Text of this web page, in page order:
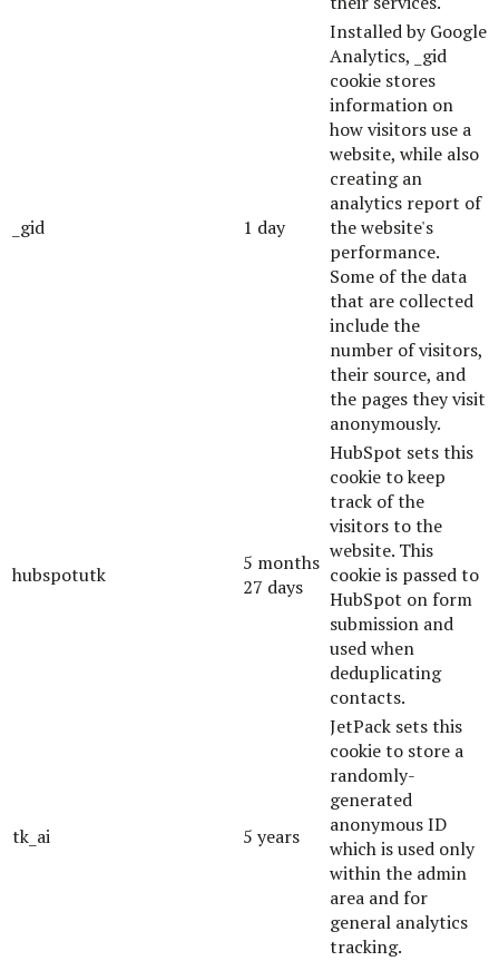
_gid 1 day
Installed by Google
Analytics, _gid
cookie stores
information on
how visitors use a
website, while also
creating an
analytics report of
the website's
performance.
Some of the data
that are collected
include the
number of visitors,
their source, and
the pages they visit
anonymously.
hubspotutk
5 months
27 days
HubSpot sets this
cookie to keep
track of the
visitors to the
website. This
cookie is passed to
HubSpot on form
submission and
used when
deduplicating
contacts.
tk_ai 5 years
JetPack sets this
cookie to store a
randomly-
generated
anonymous ID
which is used only
within the admin
area and for
general analytics
tracking.